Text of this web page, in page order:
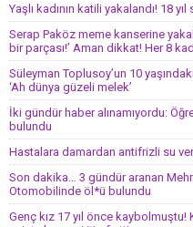
Yaşlı kadının katili yakalandı! 18
Serap Paköz meme kanserine
bir parçası!’ Aman dikkat! Her 8
Süleyman Toplusoy’un 10
‘Ah dünya güzeli melek’
İki gündür haber alınamıyordu:
bulundu
Hastalara damardan antifrizli su
Son dakika… 3 gündür aranan
Otomobilinde öl*ü bulundu
Genç kız 17 yıl önce